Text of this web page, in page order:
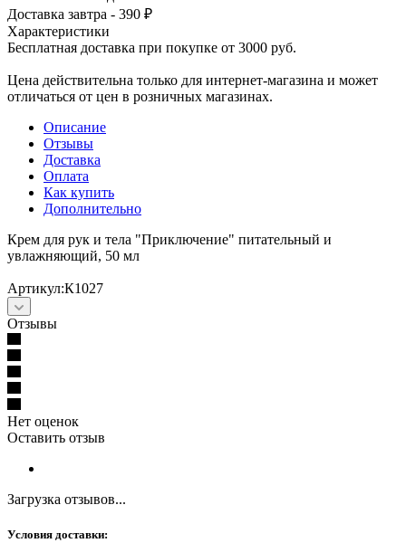
Доставка завтра - 390 ₽
Характеристики
Бесплатная доставка при покупке от 3000 руб.
Цена действительна только для интернет-магазина и может
отличаться от цен в розничных магазинах.
Описание
Отзывы
Доставка
Оплата
Как купить
Дополнительно
Крем для рук и тела "Приключение" питательный и
увлажняющий, 50 мл
Артикул:К1027
Отзывы
Нет оценок
Оставить отзыв
Загрузка отзывов...
Условия доставки: